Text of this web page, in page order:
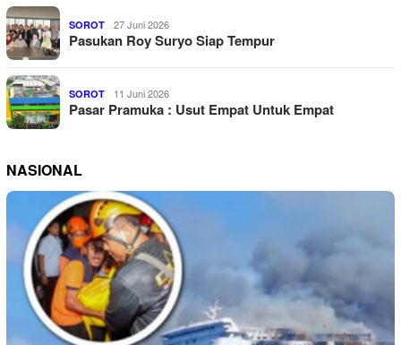
SOROT 27 Juni 2026
Pasukan Roy Suryo Siap Tempur
SOROT 11 Juni 2026
Pasar Pramuka : Usut Empat Untuk Empat
NASIONAL